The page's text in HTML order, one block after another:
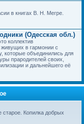
в книгах В. Н. Мегре.
(Одесская обл.)
коллектив
в гармонии с
которые объединились для
прародителей своих,
и дальнейшего её
Копилка добрых